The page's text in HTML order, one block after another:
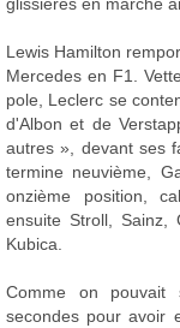
glissières en marche
Lewis Hamilton
Mercedes en F1.
pole, Leclerc se
d'Albon et de
autres », devant ses
termine neuvième,
onzième position,
ensuite Stroll, Sainz,
Kubica.
Comme on pouvait
secondes pour avoir